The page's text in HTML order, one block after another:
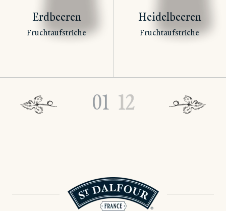
Erdbeeren
Fruchtaufstriche
Heidelbeeren
Fruchtaufstriche
01 12